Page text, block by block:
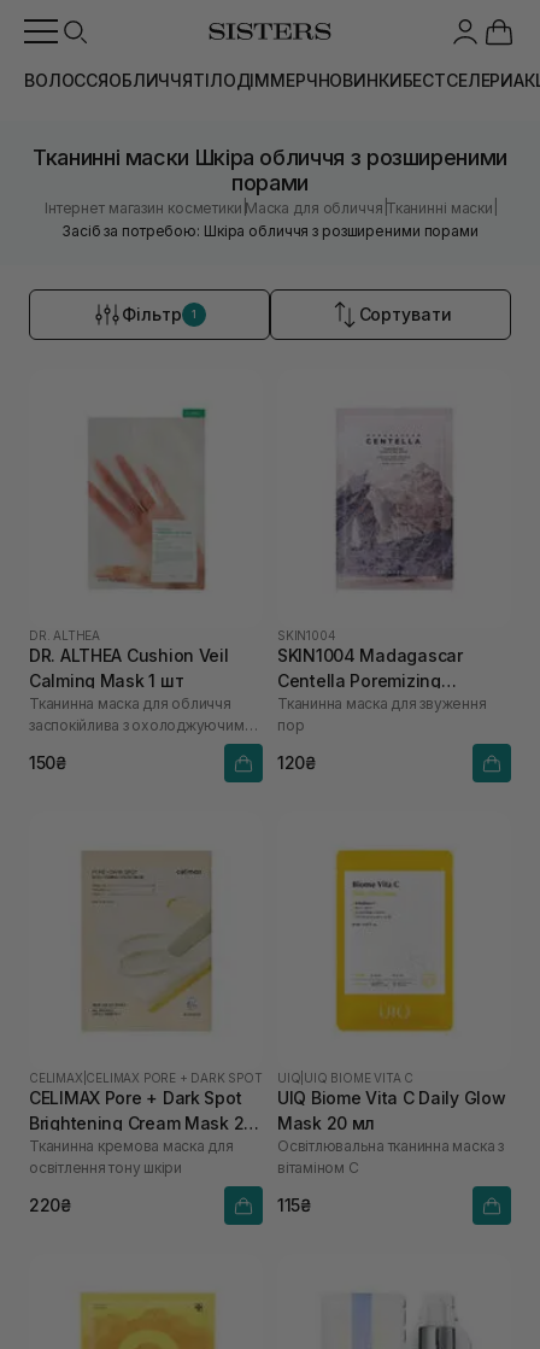
ВОЛОССЯОБЛИЧЧЯТІЛОДІММЕРЧНОВИНКИБЕСТСЕЛЕРИ
Тканинні маски Шкіра обличчя з розширеними
порами
Інтернет магазин косметики |Маска для обличчя |Тканинні маски
Засіб за потребою: Шкіра обличчя з розширеними порами
Фільтр 1 Сортувати
DR. ALTHEA
DR. ALTHEA Cushion Veil
Calming Mask 1 шт
Тканинна маска для обличчя
заспокійлива з охолоджуючим
150₴
SKIN1004
SKIN1004 Madagascar
Centella Poremizing
Clarifying Mask 1 шт
Тканинна маска для звуження
пор
120₴
CELIMAX CELIMAX PORE + DARK SPOT
CELIMAX Pore + Dark Spot
Brightening Cream Mask 20
мл
Тканинна кремова маска для
освітлення тону шкіри
220₴
UIQ UIQ BIOME VITA C
UIQ Biome Vita C Daily Glow
Mask 20 мл
Освітлювальна тканинна маска з
вітаміном C
115₴